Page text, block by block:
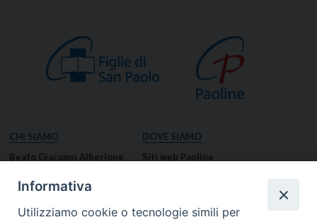
CHI SIAMO
Beato Giacomo Alberione
Missione Paolina
DOVE SIAMO
Siti web Paoline
Notizie dal governo generale
Informativa
Utilizziamo cookie o tecnologie simili per